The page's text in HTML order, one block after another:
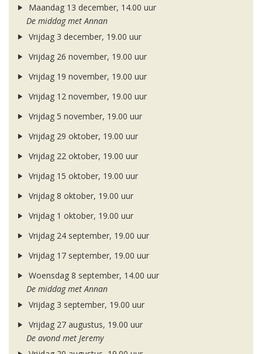
Maandag 13 december, 14.00 uur
De middag met Annan
Vrijdag 3 december, 19.00 uur
Vrijdag 26 november, 19.00 uur
Vrijdag 19 november, 19.00 uur
Vrijdag 12 november, 19.00 uur
Vrijdag 5 november, 19.00 uur
Vrijdag 29 oktober, 19.00 uur
Vrijdag 22 oktober, 19.00 uur
Vrijdag 15 oktober, 19.00 uur
Vrijdag 8 oktober, 19.00 uur
Vrijdag 1 oktober, 19.00 uur
Vrijdag 24 september, 19.00 uur
Vrijdag 17 september, 19.00 uur
Woensdag 8 september, 14.00 uur
De middag met Annan
Vrijdag 3 september, 19.00 uur
Vrijdag 27 augustus, 19.00 uur
De avond met Jeremy